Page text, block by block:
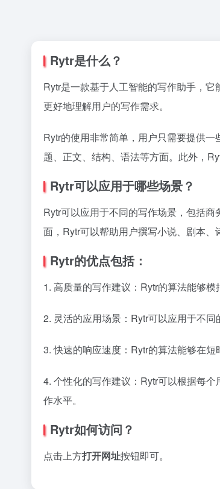
Rytr是什么？
Rytr是一款基于人工智能的写作助手，
更好地理解用户的写作需求。
Rytr的使用非常简单，用户只需要提供
题、正文、结构、语法等方面。此外，
Rytr可以应用于哪些场景？
Rytr可以应用于不同的写作场景，包括
面，Rytr可以帮助用户撰写小说、剧本、
Rytr的优点包括：
1. 高质量的写作建议：Rytr的算法能够
2. 灵活的应用场景：Rytr可以应用于不
3. 快速的响应速度：Rytr的算法能够在
4. 个性化的写作建议：Rytr可以根据每
作水平。
Rytr如何访问？
点击上方打开网址按钮即可。